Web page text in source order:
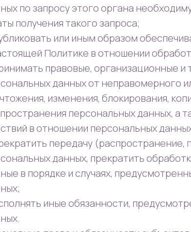
по запросу этого органа
получения такого запроса;
или иным образом
Политике в отношении
правовые, организационные и
данных от неправомерного
изменения, блокирования,
персональных данных, а
в отношении персональных
передачу (распространение,
данных, прекратить
в порядке и случаях,
иные обязанности,